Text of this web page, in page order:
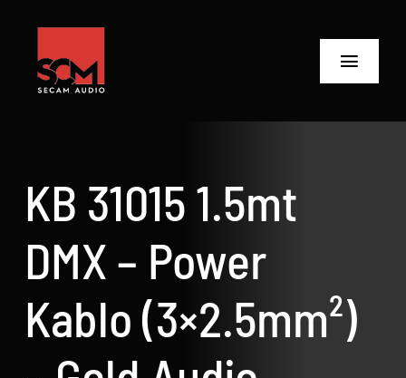
content
Toggle
Biz Kimiz
Neler Yaptık
Neler Yapıyoruz?
KB 31015 1.5mt
DMX – Power
Kablo (3×2.5mm²)